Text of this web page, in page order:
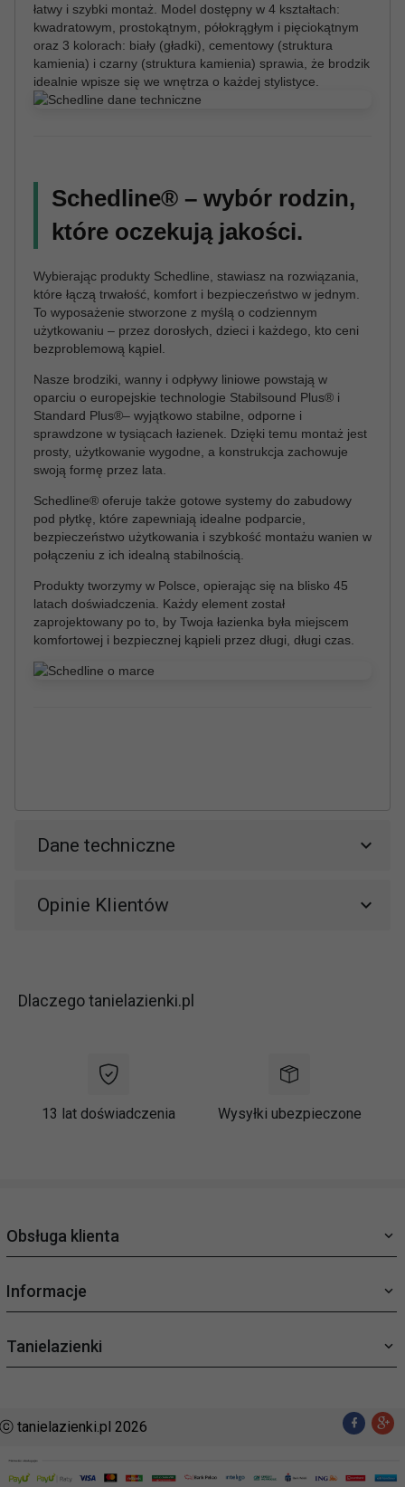
łatwy i szybki montaż. Model dostępny w 4 kształtach:
kwadratowym, prostokątnym, półokrągłym i pięciokątnym
oraz 3 kolorach: biały (gładki), cementowy (struktura
kamienia) i czarny (struktura kamienia) sprawia, że brodzik
idealnie wpisze się we wnętrza o każdej stylistyce.
Schedline® – wybór rodzin,
które oczekują jakości.
Wybierając produkty Schedline, stawiasz na rozwiązania,
które łączą trwałość, komfort i bezpieczeństwo w jednym.
To wyposażenie stworzone z myślą o codziennym
użytkowaniu – przez dorosłych, dzieci i każdego, kto ceni
bezproblemową kąpiel.
Nasze brodziki, wanny i odpływy liniowe powstają w
oparciu o europejskie technologie Stabilsound Plus® i
Standard Plus®– wyjątkowo stabilne, odporne i
sprawdzone w tysiącach łazienek. Dzięki temu montaż jest
prosty, użytkowanie wygodne, a konstrukcja zachowuje
swoją formę przez lata.
Schedline® oferuje także gotowe systemy do zabudowy
pod płytkę, które zapewniają idealne podparcie,
bezpieczeństwo użytkowania i szybkość montażu wanien w
połączeniu z ich idealną stabilnością.
Produkty tworzymy w Polsce, opierając się na blisko 45
latach doświadczenia. Każdy element został
zaprojektowany po to, by Twoja łazienka była miejscem
komfortowej i bezpiecznej kąpieli przez długi, długi czas.
Dane techniczne
Opinie Klientów
Dlaczego tanielazienki.pl
13 lat doświadczenia Wysyłki ubezpieczone
Obsługa klienta
Informacje
Tanielazienki
sklep@tanielazienki.pl
ⓒ tanielazienki.pl 2026